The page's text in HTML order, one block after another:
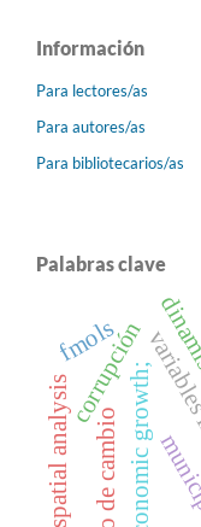
Información
Para lectores/as
Para autores/as
Para bibliotecarios/as
Palabras clave
economic growth;
corrupción
tipo de cambio
fmols
spatial analysis